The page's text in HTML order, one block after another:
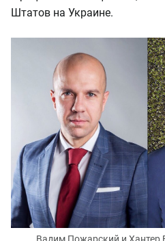
Штатов на Украине.